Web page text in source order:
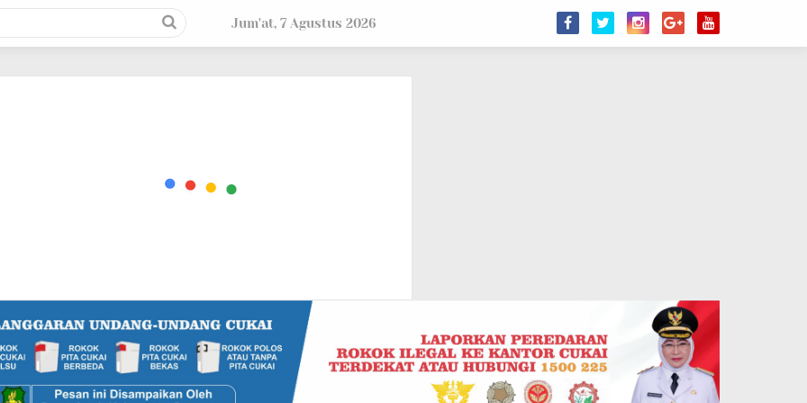
Jum'at, 7 Agustus 2026